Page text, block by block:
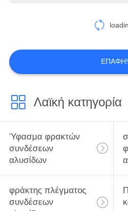
ΕΠΑΦΉ!
Λαϊκή κατηγορία
Ύφασμα φρακτών
συνδέσεων
αλυσίδων
φράκτης πλέγματος
συνδέσεων